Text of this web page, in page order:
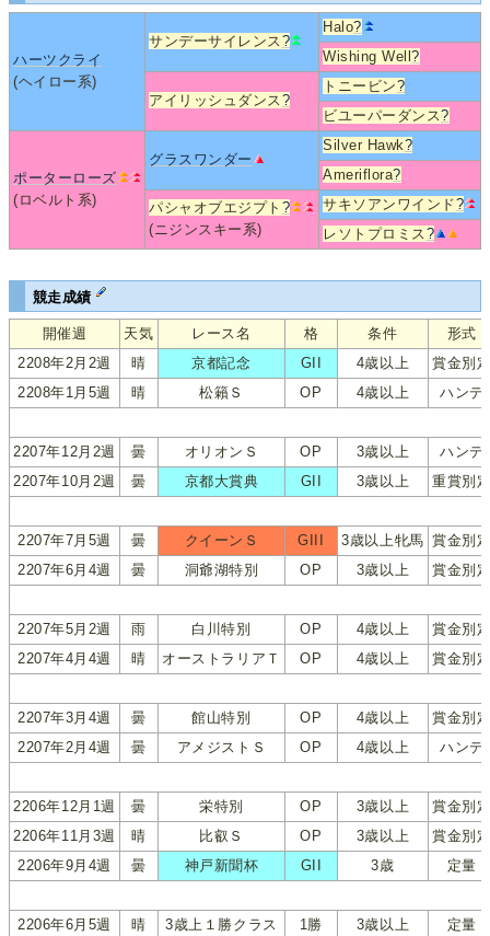
ハーツクライ
(ヘイロー系)
サンデーサイレンス ?
Halo?
Wishing Well?
アイリッシュダンス ?
トニービン?
ビユーパーダンス?
ポーターローズ
(ロベルト系)
グラスワンダー
Silver Hawk?
Ameriflora?
パシャオブエジプト ?
(ニジンスキー系)
サキソアンワインド?
レソトプロミス ?
競走成績
開催週 天気 レース名 格 条件
形式
2208年2月2週
晴 京都記念 GII 4歳以上
賞金別
2208年1月5週
晴 松籟Ｓ OP 4歳以上 ハンデ
2207年12月2週 曇 オリオンＳ OP 3歳以上
ハンデ
2207年10月2週
曇 京都大賞典 GII 3歳以上 重賞別
2207年7月5週 曇 クイーンＳ GIII 3歳以上牝馬 賞金別
2207年6月4週
曇 洞爺湖特別 OP 3歳以上 賞金別
2207年5月2週 雨 白川特別 OP 4歳以上
賞金別
2207年4月4週
晴 オーストラリアＴ OP 4歳以上 賞金別
2207年3月4週 曇 館山特別 OP 4歳以上
賞金別
2207年2月4週
曇 アメジストＳ OP 4歳以上 ハンデ
2206年12月1週 曇 栄特別 OP 3歳以上
賞金別
2206年11月3週
晴 比叡Ｓ OP 3歳以上
賞金別
2206年9月4週
曇 神戸新聞杯 GII 3歳 定量
2206年6月5週 晴 3歳上１勝クラス 1勝 3歳以上
定量